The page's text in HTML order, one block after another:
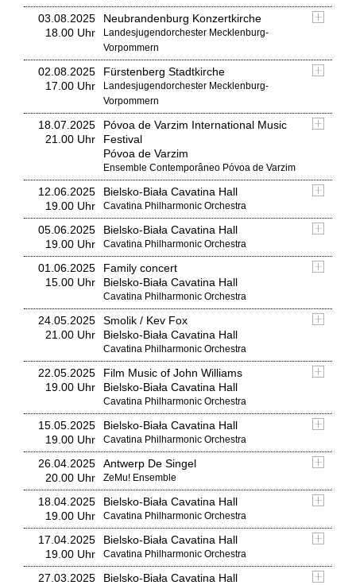
03.08.2025
18.00 Uhr
Neubrandenburg Konzertkirche
Landesjugendorchester Mecklenburg-
Vorpommern
02.08.2025
17.00 Uhr
Fürstenberg Stadtkirche
Landesjugendorchester Mecklenburg-
Vorpommern
18.07.2025
21.00 Uhr
Póvoa de Varzim International Music
Festival
Póvoa de Varzim
Ensemble Contemporâneo Póvoa de Varzim
12.06.2025
19.00 Uhr
Bielsko-Biała Cavatina Hall
Cavatina Philharmonic Orchestra
05.06.2025
19.00 Uhr
Bielsko-Biała Cavatina Hall
Cavatina Philharmonic Orchestra
01.06.2025
15.00 Uhr
Family concert
Bielsko-Biała Cavatina Hall
Cavatina Philharmonic Orchestra
24.05.2025
21.00 Uhr
Smolik / Kev Fox
Bielsko-Biała Cavatina Hall
Cavatina Philharmonic Orchestra
22.05.2025
19.00 Uhr
Film Music of John Williams
Bielsko-Biała Cavatina Hall
Cavatina Philharmonic Orchestra
15.05.2025
19.00 Uhr
Bielsko-Biała Cavatina Hall
Cavatina Philharmonic Orchestra
26.04.2025
20.00 Uhr
Antwerp De Singel
ZeMu! Ensemble
18.04.2025
19.00 Uhr
Bielsko-Biała Cavatina Hall
Cavatina Philharmonic Orchestra
17.04.2025
19.00 Uhr
Bielsko-Biała Cavatina Hall
Cavatina Philharmonic Orchestra
27.03.2025
Bielsko-Biała Cavatina Hall